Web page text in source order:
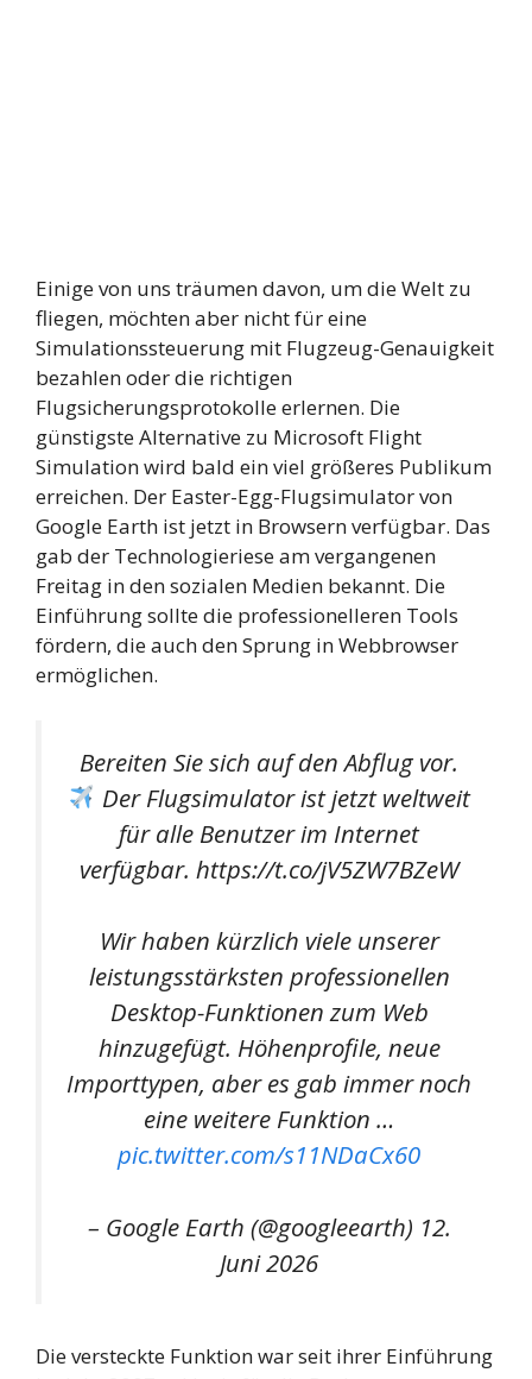
Einige von uns träumen davon, um die Welt zu
fliegen, möchten aber nicht für eine
Simulationssteuerung mit Flugzeug-Genauigkeit
bezahlen oder die richtigen
Flugsicherungsprotokolle erlernen. Die
günstigste Alternative zu Microsoft Flight
Simulation wird bald ein viel größeres Publikum
erreichen. Der Easter-Egg-Flugsimulator von
Google Earth ist jetzt in Browsern verfügbar. Das
gab der Technologieriese am vergangenen
Freitag in den sozialen Medien bekannt. Die
Einführung sollte die professionelleren Tools
fördern, die auch den Sprung in Webbrowser
ermöglichen.
Bereiten Sie sich auf den Abflug vor.
Der Flugsimulator ist jetzt weltweit
für alle Benutzer im Internet
verfügbar. https://t.co/jV5ZW7BZeW
Wir haben kürzlich viele unserer
leistungsstärksten professionellen
Desktop-Funktionen zum Web
hinzugefügt. Höhenprofile, neue
Importtypen, aber es gab immer noch
eine weitere Funktion …
pic.twitter.com/s11NDaCx60
– Google Earth (@googleearth) 12.
Juni 2026
Die versteckte Funktion war seit ihrer Einführung